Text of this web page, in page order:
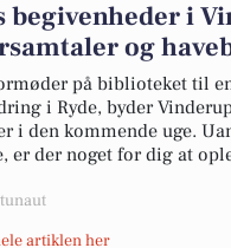
begivenheder i
og
på biblioteket til
i Ryde, byder
i den kommende uge.
er der noget for dig at
artiklen her